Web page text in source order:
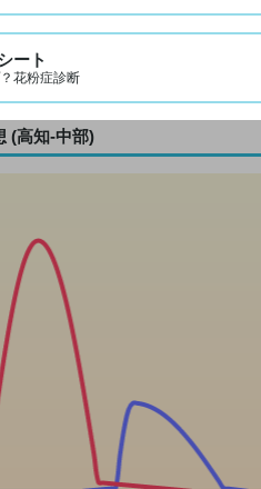
ート
花粉症診断
(高知-中部)